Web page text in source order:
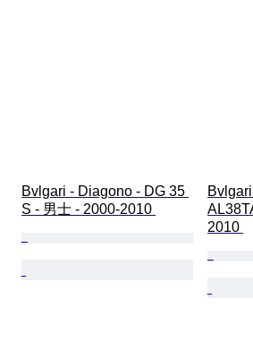
Bvlgari - Diagono - DG 35
S - 男士 - 2000-2010
2010